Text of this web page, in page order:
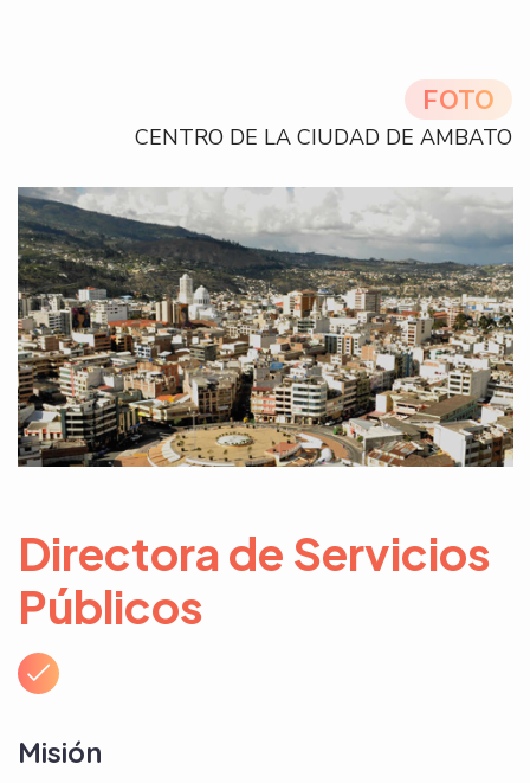
FOTO
CENTRO DE LA CIUDAD DE AMBATO
Directora de Servicios
Públicos
Misión